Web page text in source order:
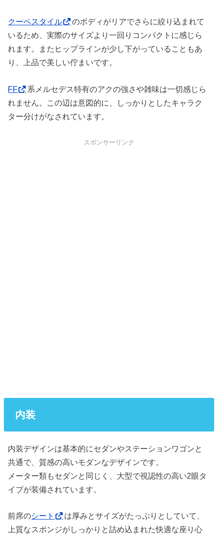
クーペスタイル
のボディがリアでさらに絞り込まれて
いるため、実際のサイズより一回りコンパクトに感じら
れます。またヒップラインが少し下がっていることもあ
り、上品で美しい佇まいです。
FF
系メルセデス特有のアクの強さや雑味は一切感じら
れません。この辺は意図的に、しっかりとしたキャラク
ター分けがなされています。
スポンサーリンク
内装
内装デザインは基本的にセダンやステーションワゴンと
共通で、質感の高いモダンなデザインです。
メーター類もセダンと同じく、大型で視認性の高い2眼タ
イプが装備されています。
前席のシート
は厚みとサイズがたっぷりとしていて、
上質なスポンジがしっかりと詰め込まれた快適な座り心